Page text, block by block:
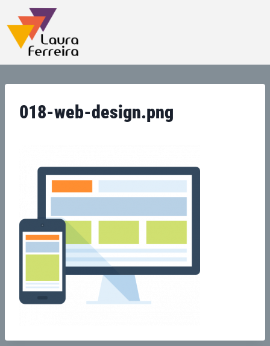
018-web-design.png